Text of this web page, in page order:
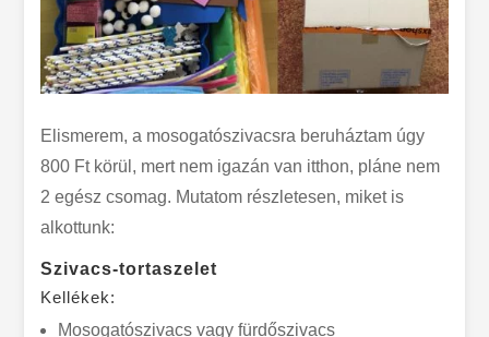
Elismerem, a mosogatószivacsra beruháztam úgy
800 Ft körül, mert nem igazán van itthon, pláne nem
2 egész csomag. Mutatom részletesen, miket is
alkottunk:
Szivacs-tortaszelet
Kellékek:
Mosogatószivacs vagy fürdőszivacs